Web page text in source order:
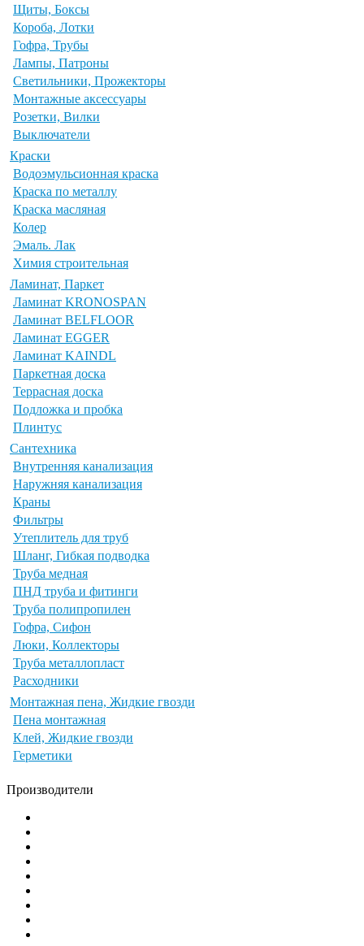
Щиты, Боксы
Короба, Лотки
Гофра, Трубы
Лампы, Патроны
Светильники, Прожекторы
Монтажные аксессуары
Розетки, Вилки
Выключатели
Краски
Водоэмульсионная краска
Краска по металлу
Краска масляная
Колер
Эмаль. Лак
Химия строительная
Ламинат, Паркет
Ламинат KRONOSPAN
Ламинат BELFLOOR
Ламинат EGGER
Ламинат KAINDL
Паркетная доска
Террасная доска
Подложка и пробка
Плинтус
Сантехника
Внутренняя канализация
Наружняя канализация
Краны
Фильтры
Утеплитель для труб
Шланг, Гибкая подводка
Труба медная
ПНД труба и фитинги
Труба полипропилен
Гофра, Сифон
Люки, Коллекторы
Труба металлопласт
Расходники
Монтажная пена, Жидкие гвозди
Пена монтажная
Клей, Жидкие гвозди
Герметики
Производители